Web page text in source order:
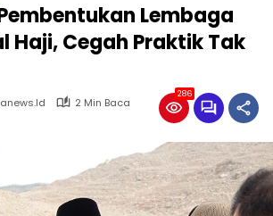
Lembaga
Haji, Cegah Praktik Tak
2 Min Baca
286